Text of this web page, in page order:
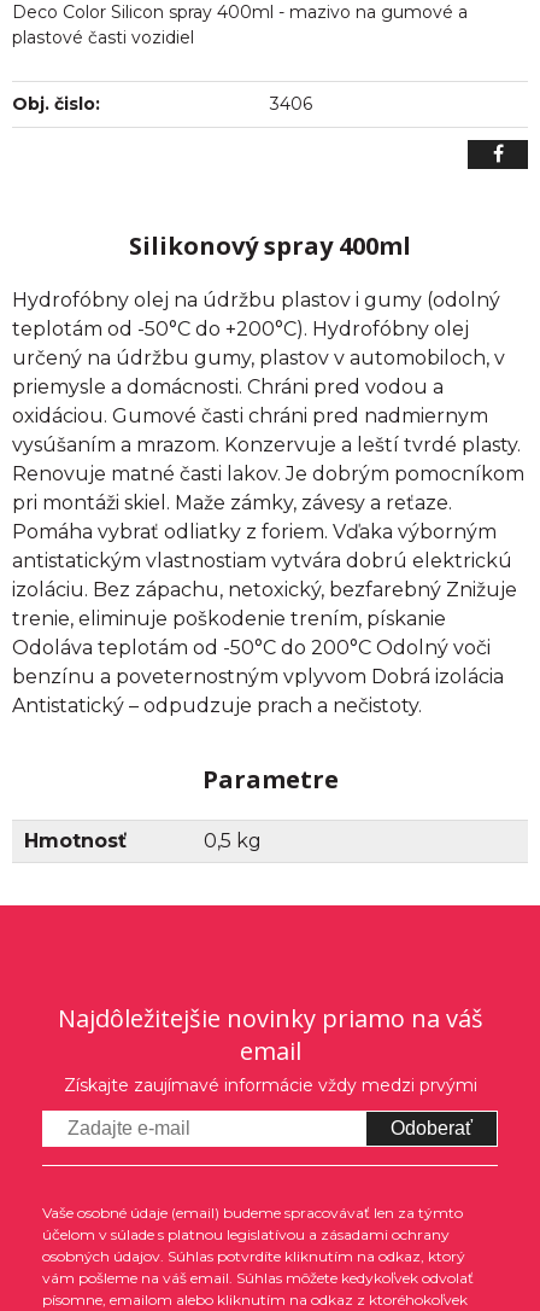
Deco Color Silicon spray 400ml - mazivo na gumové a
plastové časti vozidiel
Obj. čislo: 3406
Silikonový spray 400ml
Hydrofóbny olej na údržbu plastov i gumy (odolný
teplotám od -50°C do +200°C). Hydrofóbny olej
určený na údržbu gumy, plastov v automobiloch, v
priemysle a domácnosti. Chráni pred vodou a
oxidáciou. Gumové časti chráni pred nadmiernym
vysúšaním a mrazom. Konzervuje a leští tvrdé plasty.
Renovuje matné časti lakov. Je dobrým pomocníkom
pri montáži skiel. Maže zámky, závesy a reťaze.
Pomáha vybrať odliatky z foriem. Vďaka výborným
antistatickým vlastnostiam vytvára dobrú elektrickú
izoláciu. Bez zápachu, netoxický, bezfarebný Znižuje
trenie, eliminuje poškodenie trením, pískanie
Odoláva teplotám od -50°C do 200°C Odolný voči
benzínu a poveternostným vplyvom Dobrá izolácia
Antistatický – odpudzuje prach a nečistoty.
Parametre
Hmotnosť 0,5 kg
Najdôležitejšie novinky priamo na váš
email
Získajte zaujímavé informácie vždy medzi prvými
Odoberať
Vaše osobné údaje (email) budeme spracovávať len za týmto
účelom v súlade s platnou legislatívou a zásadami ochrany
osobných údajov. Súhlas potvrdíte kliknutím na odkaz, ktorý
vám pošleme na váš email. Súhlas môžete kedykoľvek odvolať
písomne, emailom alebo kliknutím na odkaz z ktoréhokoľvek